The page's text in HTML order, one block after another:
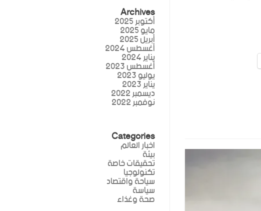
Archives
أكتوبر 2025
مايو 2025
أبريل 2025
أغسطس 2024
يناير 2024
أغسطس 2023
يوليو 2023
يناير 2023
ديسمبر 2022
نوفمبر 2022
Categories
اخبار العالم
بيئة
تحقيقات خاصة
تكنولوجيا
سياحة واقتصاد
سياسة
صحة وغذاء